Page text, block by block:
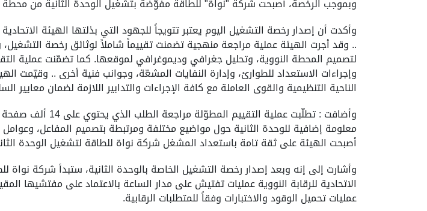
وبموجب الرخصة، أصبحت شركة "نواة" للطاقة مفوّضة بتشغيل الوحدة الثانية من محطة براكة
.. وقد أجرت الهيئة عملية مراجعة منهجية تضمنت تقييماً شاملاً لوثائق رخصة
لتصميم المحطة النووية، وتحليل جغرافي وديموغرافي لموقعها. كما تضمّنت عملية
وإجراءات الاستعداد للطوارئ، وإدارة النفايات المشعّة، وجوانب فنية أخرى ..
الناحية التنظيمية والقوى العاملة مع كافة الإجراءات والتدابير اللازمة لضمان
معلومة إضافية للوحدة الثانية حول مواضيع مختلفة ومرتبطة بتصميم المفاعل، وعوامل
أصبحت الهيئة على ثقة تامة باستعداد المشغل شركة نواة للطاقة لتشغيل الوحدة
وأشارت إلى إنه وبعد إصدار رخصة التشغيل الخاصة بالوحدة الثانية، ستبدأ شركة نواة
الاتحادية للرقابة النووية عمليات تفتيش على مدار الساعة بالاعتماد على
عمليات تحميل الوقود والاختبارات وفقاً للمتطلبات الرقابية.